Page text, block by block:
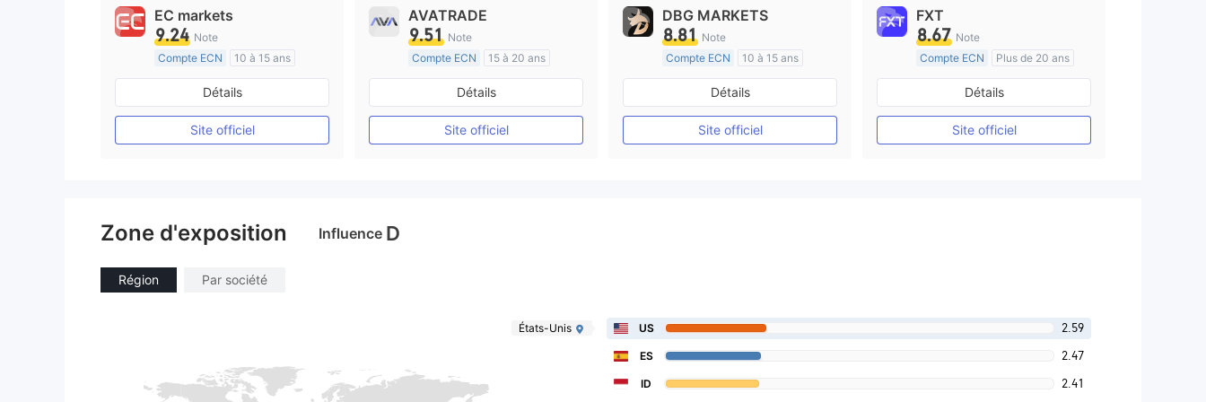
EC markets
9.24 Note
Compte ECN
10 à 15 ans
Réglementation de Australie
Market Making (MM)
Etiquette principale MT4
Détails
Site officiel
AVATRADE
9.51 Note
Compte ECN
15 à 20 ans
Réglementation de Australie
Market Making (MM)
Etiquette principale MT4
Détails
Site officiel
DBG MARKETS
8.81 Note
Compte ECN
10 à 15 ans
Réglementation de Australie
Market Making (MM)
Etiquette principale MT4
Détails
Site officiel
FXT
8.67 Note
Compte ECN
Plus de 20 ans
Réglementation de Australie
Market Making (MM)
Etiquette principale MT4
Détails
Site officiel
Zone d'exposition Influence D
Région Par société
États-Unis US 2.59
ES 2.47
ID 2.41